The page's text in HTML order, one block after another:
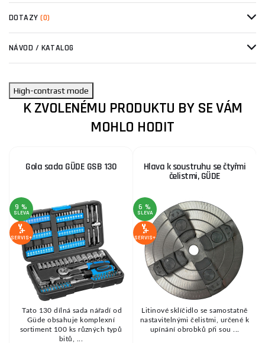
DOTAZY(0)
NÁVOD / KATALOG
High-contrast mode
K ZVOLENÉMU PRODUKTU BY SE VÁM
MOHLO HODIT
Gola sada GÜDE GSB 130
9 %
SLEVA
SERVIS+
Tato 130 dílná sada nářadí od
Güde obsahuje komplexní
sortiment 100 ks různých typů
bitů, ...
Hlava k soustruhu se čtyřmi
čelistmi, GÜDE
6 %
SLEVA
SERVIS+
Litinové sklíčidlo se samostatně
nastavitelnými čelistmi, určené k
upínání obrobků při sou ...